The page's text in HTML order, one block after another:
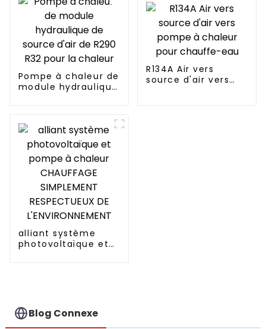
Pompe à chaleur de
module hydraulique
R134A Air vers
source d'air vers
alliant système
photovoltaïque et
Blog Connexe